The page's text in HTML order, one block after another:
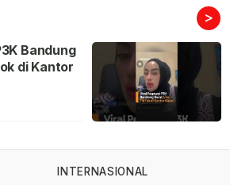
>
Bandung
di Kantor
INTERNASIONAL